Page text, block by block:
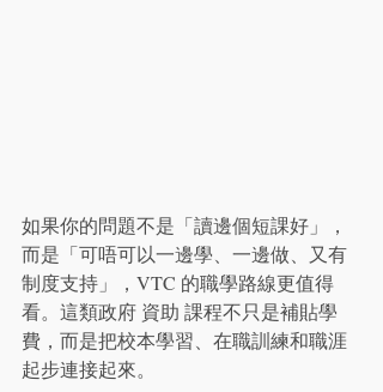
如果你的問題不是「讀邊個短課好」，
而是「可唔可以一邊學、一邊做、又有
制度支持」，VTC 的職學路線更值得
看。這類政府 資助 課程不只是補貼學
費，而是把校本學習、在職訓練和職涯
起步連接起來。